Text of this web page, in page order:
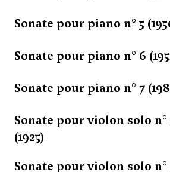
Sonate pour piano n° 5
Sonate pour piano n° 6
Sonate pour piano n° 7
Sonate pour violon solo n°
(1925)
Sonate pour violon solo n°